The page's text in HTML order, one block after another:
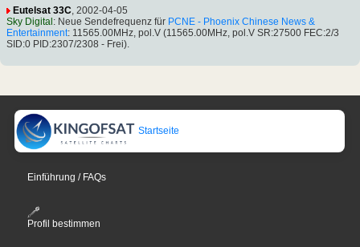
Eutelsat 33C, 2002-04-05
Sky Digital : Neue Sendefrequenz für PCNE - Phoenix Chinese News &
Entertainment: 11565.00MHz, pol.V (11565.00MHz, pol.V SR:27500 FEC:2/3
SID:0 PID:2307/2308 - Frei).
Startseite
Einführung / FAQs
Profil bestimmen